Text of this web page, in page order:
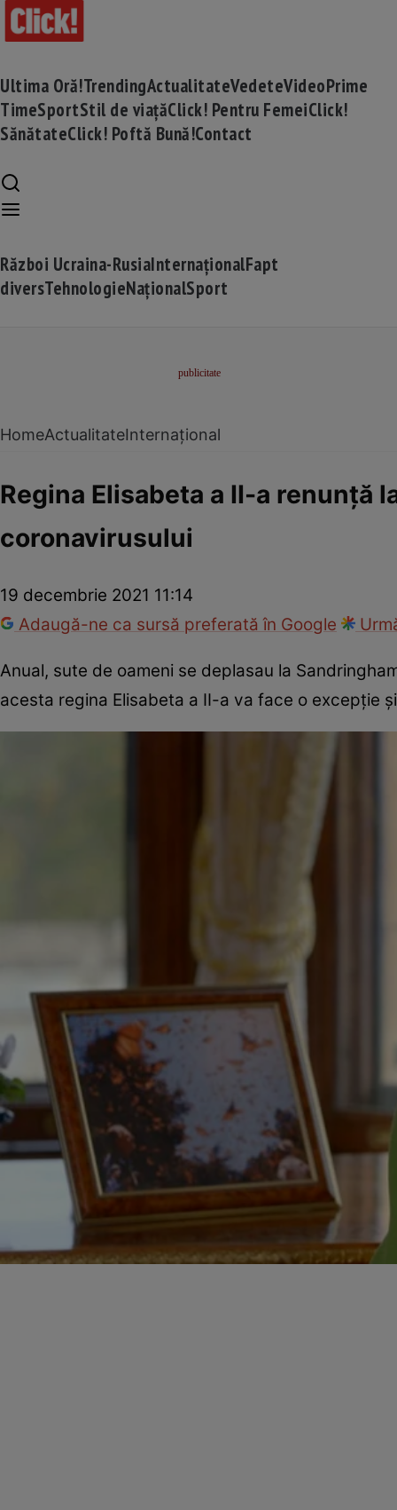
Ultima Oră!TrendingActualitateVedeteVideoPrime
TimeSportStil de viațăClick! Pentru FemeiClick!
SănătateClick! Poftă Bună!Contact
Război Ucraina-RusiaInternaționalFapt
diversTehnologieNaționalSport
HomeActualitateInternațional
Regina Elisabeta a II-a renunță
coronavirusului
19 decembrie 2021 11:14
Adaugă-ne ca sursă preferată în Google
Anual, sute de oameni se deplasau la
acesta regina Elisabeta a II-a va face o excepție